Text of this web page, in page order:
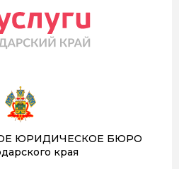
ЮРИДИЧЕСКОЕ БЮРО
края